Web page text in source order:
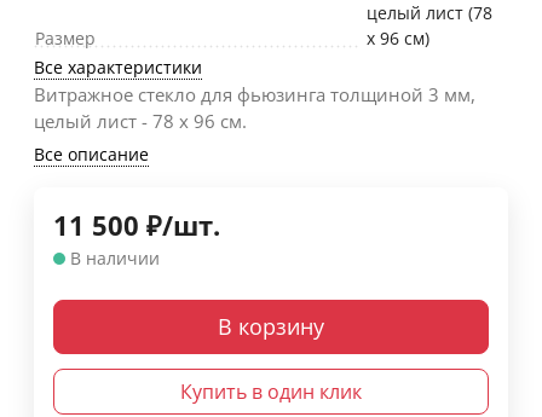
Размер
целый лист (78
х 96 см)
Все характеристики
Витражное стекло для фьюзинга толщиной 3 мм,
целый лист - 78 х 96 cм.
Все описание
11 500 ₽/шт.
В наличии
В корзину
Купить в один клик